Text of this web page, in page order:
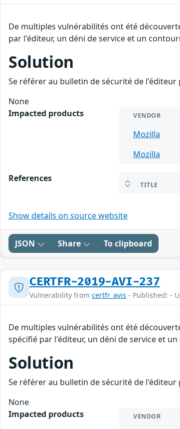
De multiples vulnérabilités ont été
par l'éditeur, un déni de service et un
Solution
Se référer au bulletin de sécurité de
None
Impacted products
VENDOR
Mozilla
Mozilla
References
TITLE
Show details on source website
JSON Share To clipboard
CERTFR-2019-AVI-237
Vulnerability from certfr_avis - Published: -
De multiples vulnérabilités ont été
spécifié par l'éditeur, un déni de service et
Solution
Se référer au bulletin de sécurité de
None
Impacted products
VENDOR